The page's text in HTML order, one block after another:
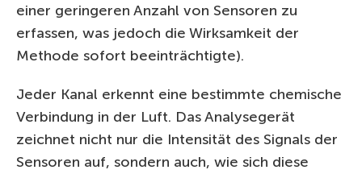
einer geringeren Anzahl von Sensoren zu
erfassen, was jedoch die Wirksamkeit der
Methode sofort beeinträchtigte).
Jeder Kanal erkennt eine bestimmte chemische
Verbindung in der Luft. Das Analysegerät
zeichnet nicht nur die Intensität des Signals der
Sensoren auf, sondern auch, wie sich diese